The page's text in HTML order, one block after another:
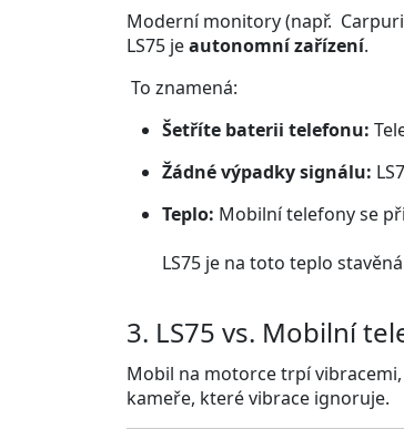
Moderní monitory (např.
LS75 jeautonomní zařízení.
To znamená:
Šetříte baterii telefonu:
Žádné výpadky signálu:
Teplo: Mobilní telefony se
LS75 je na toto teplo
3. LS75 vs. Mobilní
Mobil na motorce trpí
kameře, které vibrace ignoruje.